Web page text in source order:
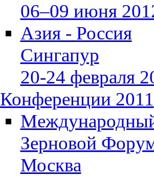
06–09 июня
Азия - Россия
Сингапур
20-24 февраля
Конференции 2011
Зерновой
Москва